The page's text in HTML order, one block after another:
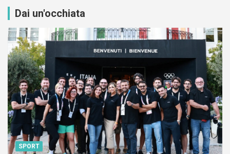
Dai un'occhiata
SPORT